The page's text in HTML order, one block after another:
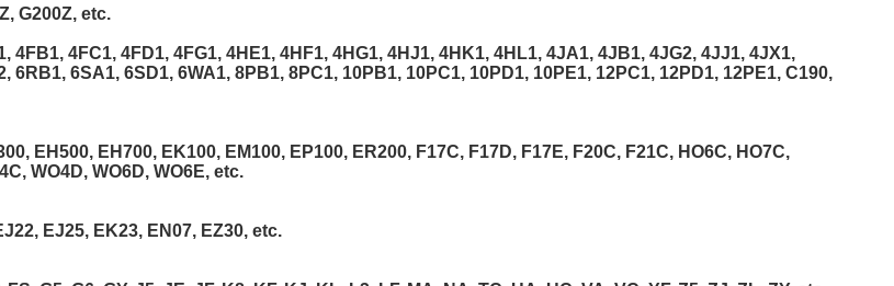
G200Z, etc.
4FC1, 4FD1, 4FG1, 4HE1, 4HF1, 4HG1, 4HJ1, 4HK1, 4HL1, 4JA1, 4JB1, 4JG2, 4JJ1, 4JX1,
6SA1, 6SD1, 6WA1, 8PB1, 8PC1, 10PB1, 10PC1, 10PD1, 10PE1, 12PC1, 12PD1, 12PE1, C190,
EH500, EH700, EK100, EM100, EP100, ER200, F17C, F17D, F17E, F20C, F21C, HO6C, HO7C,
WO4D, WO6D, WO6E, etc.
EJ25, EK23, EN07, EZ30, etc.